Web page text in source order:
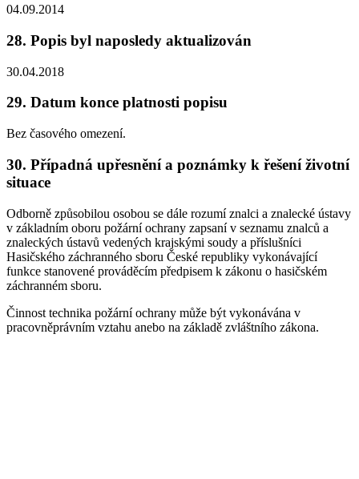
04.09.2014
28. Popis byl naposledy aktualizován
30.04.2018
29. Datum konce platnosti popisu
Bez časového omezení.
30. Případná upřesnění a poznámky k řešení životní
situace
Odborně způsobilou osobou se dále rozumí znalci a znalecké ústavy
v základním oboru požární ochrany zapsaní v seznamu znalců a
znaleckých ústavů vedených krajskými soudy a příslušníci
Hasičského záchranného sboru České republiky vykonávající
funkce stanovené prováděcím předpisem k zákonu o hasičském
záchranném sboru.
Činnost technika požární ochrany může být vykonávána v
pracovněprávním vztahu anebo na základě zvláštního zákona.